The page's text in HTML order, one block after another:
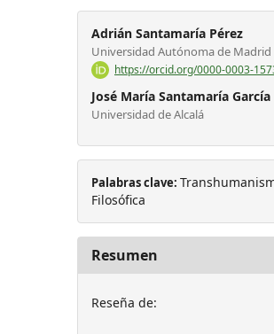
Adrián Santamaría Pérez
Universidad Autónoma de Madrid
https://orcid.org/0000-0003-
José María Santamaría García
Universidad de Alcalá
Palabras clave:
Filosófica
Resumen
Reseña de: